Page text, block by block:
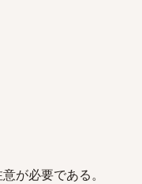
が必要である。